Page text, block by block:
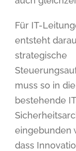
Für IT-
entsteht
strategische
muss so in die
bestehende
eingebunden
dass